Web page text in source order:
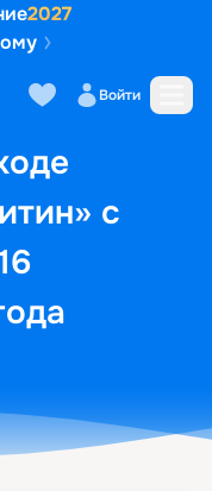
2027
Войти
с
Маршрут и